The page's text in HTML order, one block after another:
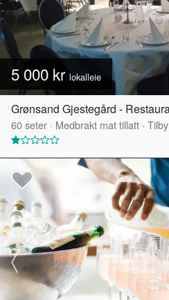
5 000 kr lokalleie
Grønsand Gjestegård -
60seter · Medbrakt mat tillatt ·